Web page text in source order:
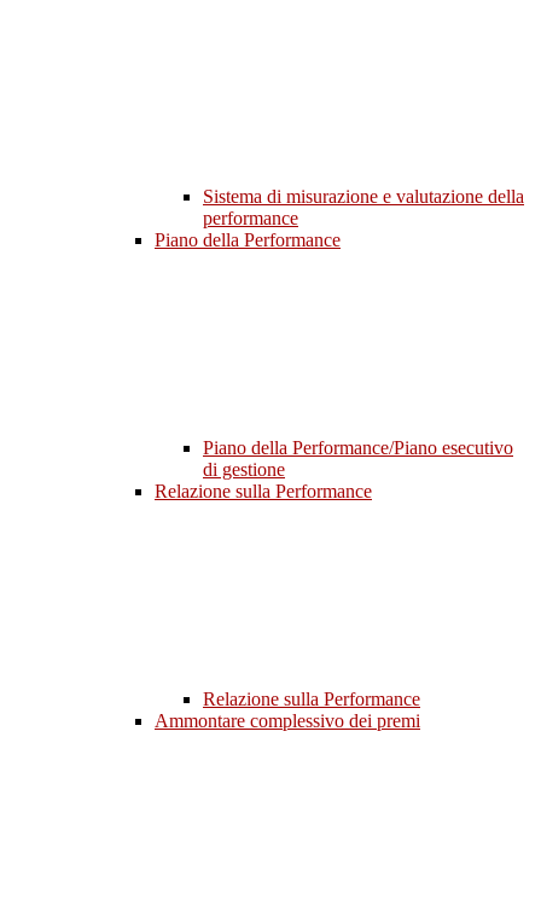
Sistema di misurazione e valutazione della
performance
Piano della Performance
Piano della Performance/Piano esecutivo
di gestione
Relazione sulla Performance
Relazione sulla Performance
Ammontare complessivo dei premi